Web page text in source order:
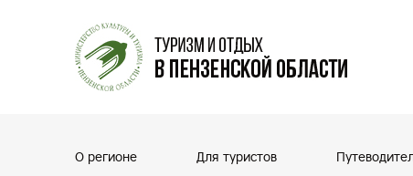
О регионе Для туристов